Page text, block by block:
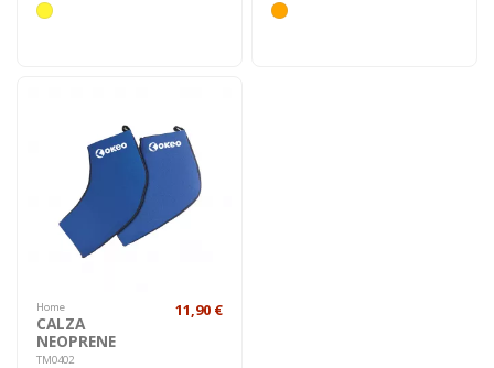
Home
CALZA
NEOPRENE
TM0402
11,90 €